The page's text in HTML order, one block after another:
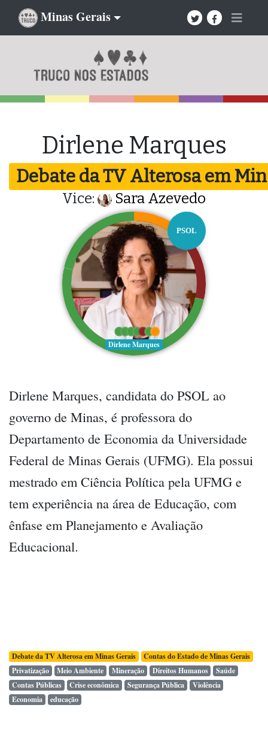
Minas Gerais
Dirlene Marques
Debate da TV Alterosa em
Vice: Sara Azevedo
PSOL
Dirlene Marques
Dirlene Marques, candidata do PSOL ao
governo de Minas, é professora do
Departamento de Economia da Universidade
Federal de Minas Gerais (UFMG). Ela possui
mestrado em Ciência Política pela UFMG e
tem experiência na área de Educação, com
ênfase em Planejamento e Avaliação
Educacional.
Debate da TV Alterosa em Minas Gerais
Contas do Estado de Minas Gerais
Privatização
Meio Ambiente Mineração Direitos Humanos
Saúde
Contas Públicas
Crise econômica Segurança Pública
Violência
Economia
educação